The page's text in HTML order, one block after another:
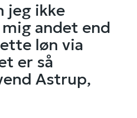
jeg ikke
andet end
løn via
er så
Astrup,